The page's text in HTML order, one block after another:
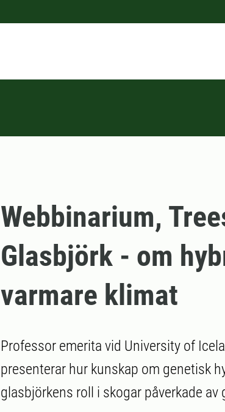
Webbinarium,
Glasbjörk - om
varmare klimat
Professor emerita vid University of
presenterar hur kunskap om genetisk
glasbjörkens roll i skogar påverkade